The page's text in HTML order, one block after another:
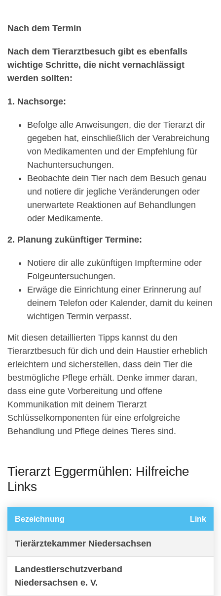
Nach dem Termin
Nach dem Tierarztbesuch gibt es ebenfalls
wichtige Schritte, die nicht vernachlässigt
werden sollten:
1. Nachsorge:
Befolge alle Anweisungen, die der Tierarzt dir
gegeben hat, einschließlich der Verabreichung
von Medikamenten und der Empfehlung für
Nachuntersuchungen.
Beobachte dein Tier nach dem Besuch genau
und notiere dir jegliche Veränderungen oder
unerwartete Reaktionen auf Behandlungen
oder Medikamente.
2. Planung zukünftiger Termine:
Notiere dir alle zukünftigen Impftermine oder
Folgeuntersuchungen.
Erwäge die Einrichtung einer Erinnerung auf
deinem Telefon oder Kalender, damit du keinen
wichtigen Termin verpasst.
Mit diesen detaillierten Tipps kannst du den
Tierarztbesuch für dich und dein Haustier erheblich
erleichtern und sicherstellen, dass dein Tier die
bestmögliche Pflege erhält. Denke immer daran,
dass eine gute Vorbereitung und offene
Kommunikation mit deinem Tierarzt
Schlüsselkomponenten für eine erfolgreiche
Behandlung und Pflege deines Tieres sind.
Tierarzt Eggermühlen: Hilfreiche
Links
Bezeichnung Link
Tierärztekammer Niedersachsen
Landestierschutzverband
Niedersachsen e. V.